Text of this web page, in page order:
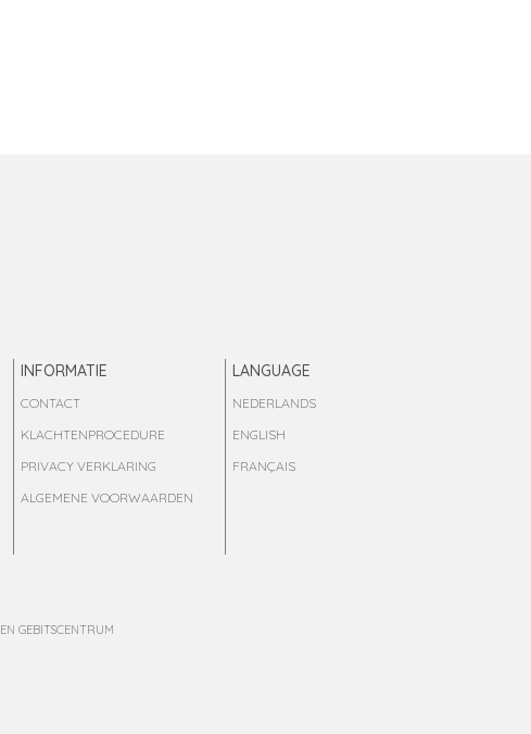
INFORMATIE
CONTACT
KLACHTENPROCEDURE
PRIVACY VERKLARING
ALGEMENE VOORWAARDEN
LANGUAGE
NEDERLANDS
ENGLISH
FRANÇAIS
GEBITSCENTRUM